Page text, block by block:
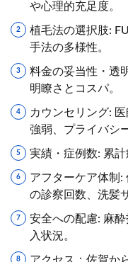
や心理的充足度。
植毛法の選択肢:
手法の多様性。
料金の妥当性・透
明瞭さとコスパ。
カウンセリング:
強弱、プライバシ
実績・症例数: 累
アフターケア体制:
の診察回数、洗髪
安全への配慮: 麻
入状況。